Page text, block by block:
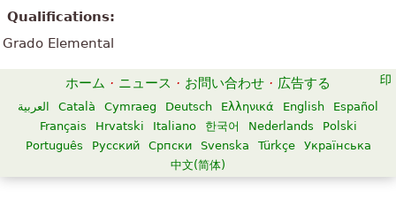
Qualifications:
Grado Elemental
ホーム · ニュース · お問い合わせ · 広告する
العربية Català Cymraeg Deutsch Ελληνικά English
Español
Français
Hrvatski Italiano 한국어 Nederlands
Polski
Português
Русский Српски Svenska Türkçe
Українська
中文(简体)